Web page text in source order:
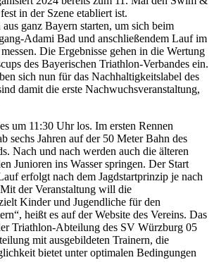
in der Szene etabliert ist.
ganz Bayern starten, um sich beim
Adami Bad und anschließendem Lauf im
Die Ergebnisse gehen in die Wertung
des Bayerischen Triathlon-Verbandes ein.
sich nun für das Nachhaltigkeitslabel des
damit die erste Nachwuchsveranstaltung,
um 11:30 Uhr los. Im ersten Rennen
sechs Jahren auf der 50 Meter Bahn des
Nach und nach werden auch die älteren
Junioren ins Wasser springen. Der Start
erfolgt nach dem Jagdstartprinzip je nach
der Veranstaltung will die
Kinder und Jugendliche für den
heißt es auf der Website des Vereins. Das
Triathlon-Abteilung des SV Würzburg 05
mit ausgebildeten Trainern, die
bietet unter optimalen Bedingungen